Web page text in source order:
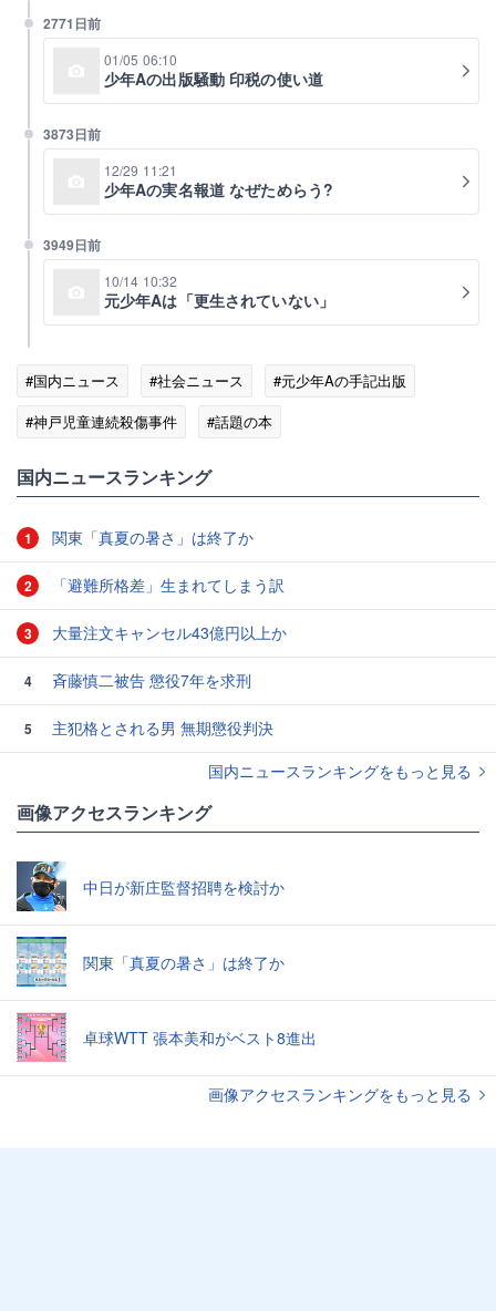
2771日前
01/05 06:10
少年Aの出版騒動 印税の使い道
3873日前
12/29 11:21
少年Aの実名報道 なぜためらう?
3949日前
10/14 10:32
元少年Aは「更生されていない」
#国内ニュース #社会ニュース
#元少年Aの手記出版
#神戸児童連続殺傷事件
#話題の本
国内ニュースランキング
1 関東「真夏の暑さ」は終了か
2 「避難所格差」生まれてしまう訳
3 大量注文キャンセル43億円以上か
4 斉藤慎二被告 懲役7年を求刑
5
主犯格とされる男 無期懲役判決
国内ニュースランキングをもっと見る
画像アクセスランキング
中日が新庄監督招聘を検討か
関東「真夏の暑さ」は終了か
卓球WTT 張本美和がベスト8進出
画像アクセスランキングをもっと見る